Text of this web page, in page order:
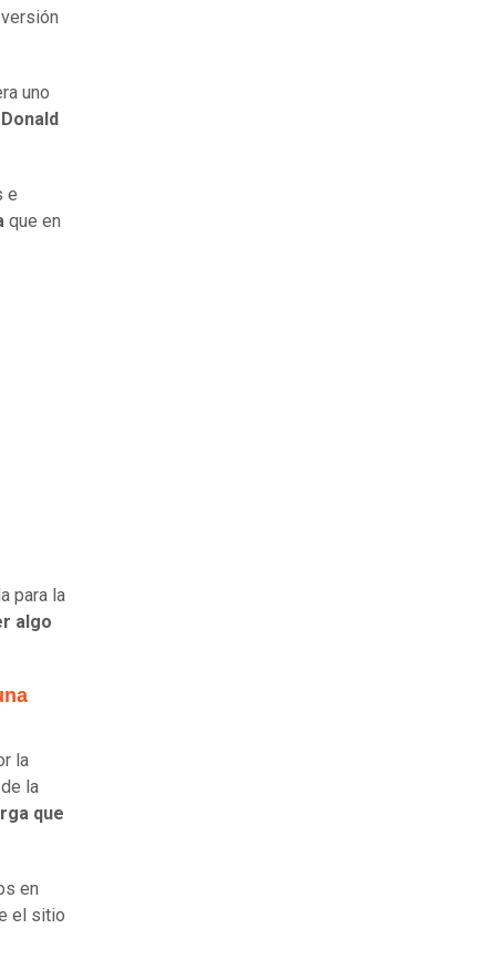
uno
e
que en
para la
algo
la
la
que
en
el sitio